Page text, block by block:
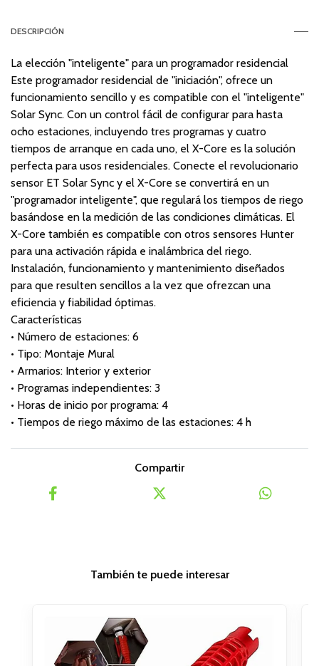
DESCRIPCIÓN
La elección "inteligente" para un programador residencial
Este programador residencial de "iniciación", ofrece un
funcionamiento sencillo y es compatible con el "inteligente"
Solar Sync. Con un control fácil de configurar para hasta
ocho estaciones, incluyendo tres programas y cuatro
tiempos de arranque en cada uno, el X-Core es la solución
perfecta para usos residenciales. Conecte el revolucionario
sensor ET Solar Sync y el X-Core se convertirá en un
"programador inteligente", que regulará los tiempos de riego
basándose en la medición de las condiciones climáticas. El
X-Core también es compatible con otros sensores Hunter
para una activación rápida e inalámbrica del riego.
Instalación, funcionamiento y mantenimiento diseñados
para que resulten sencillos a la vez que ofrezcan una
eficiencia y fiabilidad óptimas.
Características
• Número de estaciones: 6
• Tipo: Montaje Mural
• Armarios: Interior y exterior
• Programas independientes: 3
• Horas de inicio por programa: 4
• Tiempos de riego máximo de las estaciones: 4 h
Compartir
También te puede interesar